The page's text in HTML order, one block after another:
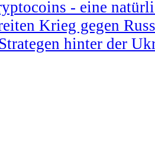
- eine
Krieg gegen
hinter der